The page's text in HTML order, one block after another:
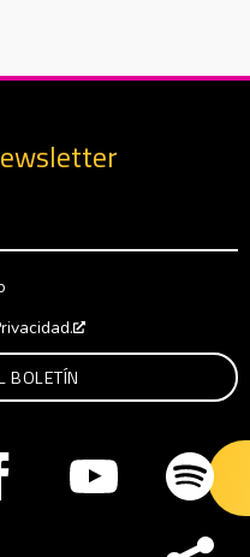
ventana
Abre en nueva ventana
Abre en nueva